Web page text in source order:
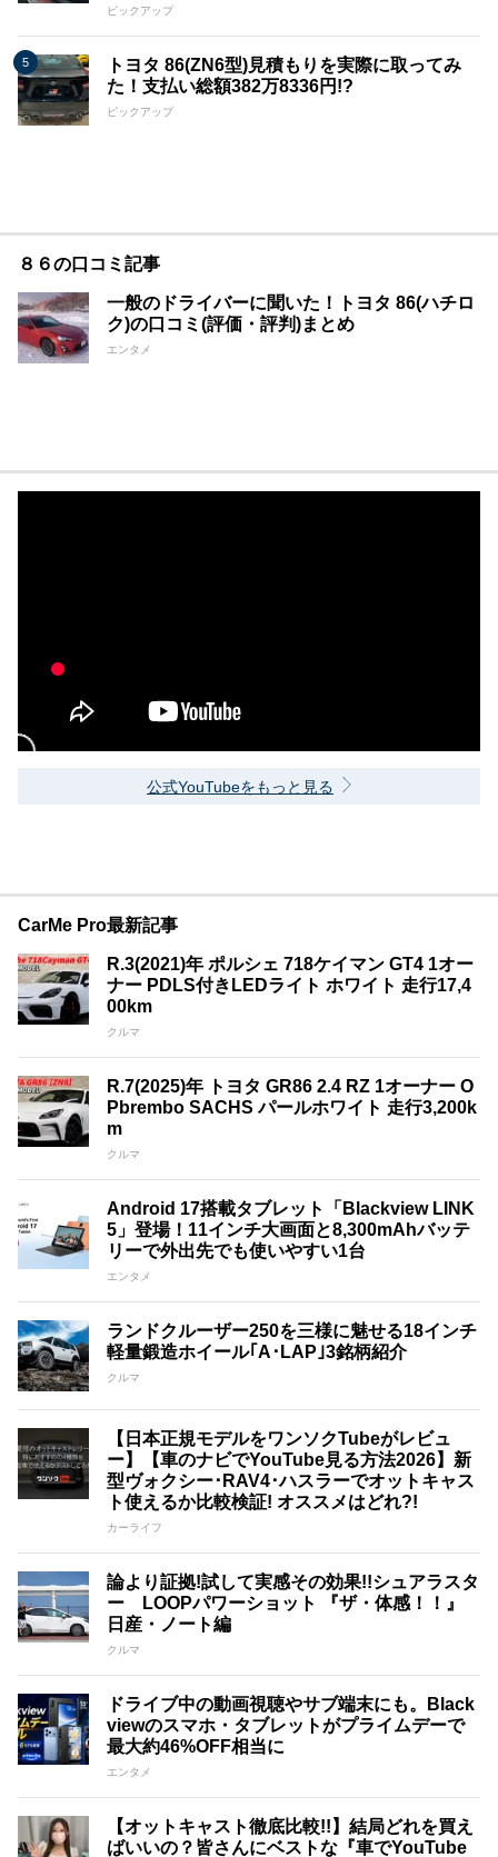
ピックアップ
トヨタ 86(ZN6型)見積もりを実際に取ってみ
た！支払い総額382万8336円!?
ピックアップ
８６の口コミ記事
一般のドライバーに聞いた！トヨタ 86(ハチロ
ク)の口コミ(評価・評判)まとめ
エンタメ
公式YouTubeをもっと見る
CarMe Pro最新記事
R.3(2021)年 ポルシェ 718ケイマン GT4 1オー
ナー PDLS付きLEDライト ホワイト 走行17,4
00km
クルマ
R.7(2025)年 トヨタ GR86 2.4 RZ 1オーナー O
Pbrembo SACHS パールホワイト 走行3,200k
m
クルマ
Android 17搭載タブレット「Blackview LINK
5」登場！11インチ大画面と8,300mAhバッテ
リーで外出先でも使いやすい1台
エンタメ
ランドクルーザー250を三様に魅せる18インチ
軽量鍛造ホイール｢A･LAP｣3銘柄紹介
クルマ
【日本正規モデルをワンソクTubeがレビュ
ー】【車のナビでYouTube見る方法2026】新
型ヴォクシー･RAV4･ハスラーでオットキャス
ト使えるか比較検証! オススメはどれ?!
カーライフ
論より証拠!試して実感その効果!!シュアラスタ
ー LOOPパワーショット 『ザ・体感！！』
日産・ノート編
クルマ
ドライブ中の動画視聴やサブ端末にも。Black
viewのスマホ・タブレットがプライムデーで
最大約46%OFF相当に
エンタメ
【オットキャスト徹底比較!!】結局どれを買え
ばいいの？皆さんにベストな『車でYouTube